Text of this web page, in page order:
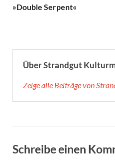
»Double Serpent«
Über Strandgut
Zeige alle Beiträge von
Schreibe einen